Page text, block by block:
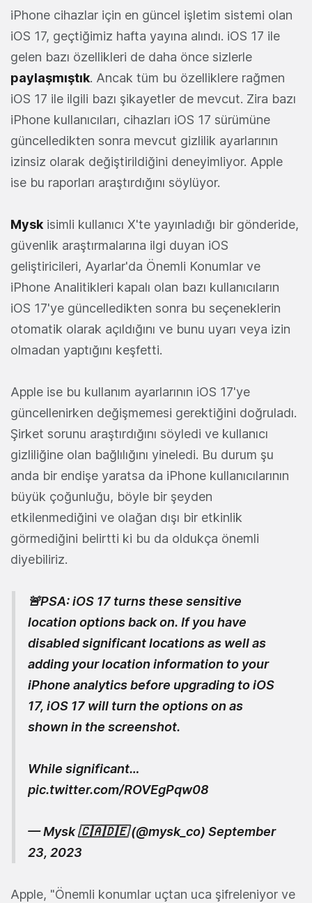
iPhone cihazlar için en güncel işletim sistemi olan
iOS 17, geçtiğimiz hafta yayına alındı. iOS 17 ile
gelen bazı özellikleri de daha önce sizlerle
paylaşmıştık. Ancak tüm bu özelliklere rağmen
iOS 17 ile ilgili bazı şikayetler de mevcut. Zira bazı
iPhone kullanıcıları, cihazları iOS 17 sürümüne
güncelledikten sonra mevcut gizlilik ayarlarının
izinsiz olarak değiştirildiğini deneyimliyor. Apple
ise bu raporları araştırdığını söylüyor.
Mysk isimli kullanıcı X'te yayınladığı bir gönderide,
güvenlik araştırmalarına ilgi duyan iOS
geliştiricileri, Ayarlar'da Önemli Konumlar ve
iPhone Analitikleri kapalı olan bazı kullanıcıların
iOS 17'ye güncelledikten sonra bu seçeneklerin
otomatik olarak açıldığını ve bunu uyarı veya izin
olmadan yaptığını keşfetti.
Apple ise bu kullanım ayarlarının iOS 17'ye
güncellenirken değişmemesi gerektiğini doğruladı.
Şirket sorunu araştırdığını söyledi ve kullanıcı
gizliliğine olan bağlılığını yineledi. Bu durum şu
anda bir endişe yaratsa da iPhone kullanıcılarının
büyük çoğunluğu, böyle bir şeyden
etkilenmediğini ve olağan dışı bir etkinlik
görmediğini belirtti ki bu da oldukça önemli
diyebiliriz.
🚨PSA: iOS 17 turns these sensitive
location options back on. If you have
disabled significant locations as well as
adding your location information to your
iPhone analytics before upgrading to iOS
17, iOS 17 will turn the options on as
shown in the screenshot.
While significant…
pic.twitter.com/ROVEgPqw08
— Mysk 🇨🇦🇩🇪 (@mysk_co) September
23, 2023
Apple, "Önemli konumlar uçtan uca şifreleniyor ve